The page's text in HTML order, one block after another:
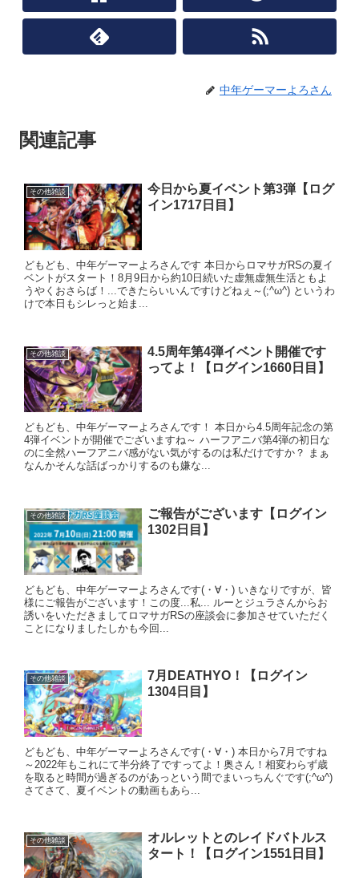
中年ゲーマーよろさん
関連記事
その他雑談
今日から夏イベント第3弾【ログ
イン1717日目】
どもども、中年ゲーマーよろさんです 本日からロマサガRSの夏イ
ベントがスタート！8月9日から約10日続いた虚無虚無生活ともよ
うやくおさらば！...できたらいいんですけどねぇ～(;^ω^) というわ
けで本日もシレっと始ま...
その他雑談
4.5周年第4弾イベント開催です
ってよ！【ログイン1660日目】
どもども、中年ゲーマーよろさんです！ 本日から4.5周年記念の第
4弾イベントが開催でございますね～ ハーフアニバ第4弾の初日な
のに全然ハーフアニバ感がない気がするのは私だけですか？ まぁ
なんかそんな話ばっかりするのも嫌な...
その他雑談
ご報告がございます【ログイン
1302日目】
どもども、中年ゲーマーよろさんです(・∀・) いきなりですが、皆
様にご報告がございます！この度...私... ルーとジュラさんからお
誘いをいただきましてロマサガRSの座談会に参加させていただく
ことになりましたしかも今回...
その他雑談
7月DEATHYO！【ログイン
1304日目】
どもども、中年ゲーマーよろさんです(・∀・) 本日から7月ですね
～2022年もこれにて半分終了ですってよ！奥さん！相変わらず歳
を取ると時間が過ぎるのがあっという間でまいっちんぐです(;^ω^)
さてさて、夏イベントの動画もあら...
その他雑談
オルレットとのレイドバトルス
タート！【ログイン1551日目】